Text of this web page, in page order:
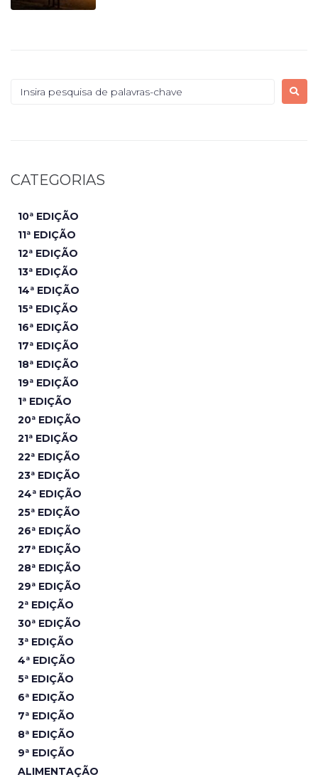
CATEGORIAS
10ª EDIÇÃO
11ª EDIÇÃO
12ª EDIÇÃO
13ª EDIÇÃO
14ª EDIÇÃO
15ª EDIÇÃO
16ª EDIÇÃO
17ª EDIÇÃO
18ª EDIÇÃO
19ª EDIÇÃO
1ª EDIÇÃO
20ª EDIÇÃO
21ª EDIÇÃO
22ª EDIÇÃO
23ª EDIÇÃO
24ª EDIÇÃO
25ª EDIÇÃO
26ª EDIÇÃO
27ª EDIÇÃO
28ª EDIÇÃO
29ª EDIÇÃO
2ª EDIÇÃO
30ª EDIÇÃO
3ª EDIÇÃO
4ª EDIÇÃO
5ª EDIÇÃO
6ª EDIÇÃO
7ª EDIÇÃO
8ª EDIÇÃO
9ª EDIÇÃO
ALIMENTAÇÃO